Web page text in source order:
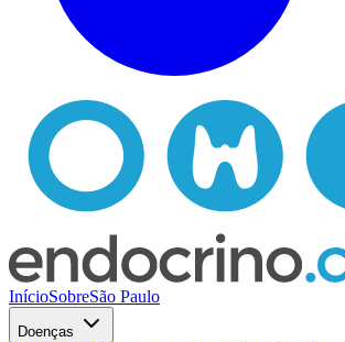
InícioSobreSão Paulo
Doenças